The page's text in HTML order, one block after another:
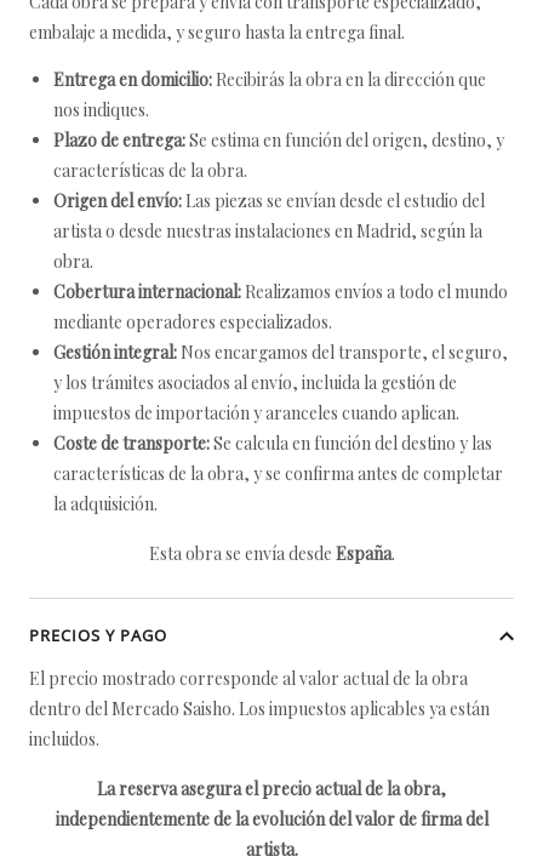
embalaje a medida, y seguro hasta la entrega final.
Entrega en domicilio: Recibirás la obra en la dirección que
nos indiques.
Plazo de entrega:Se estima en función del origen, destino, y
características de la obra.
Origen del envío: Las piezas se envían desde el estudio del
artista o desde nuestras instalaciones en Madrid, según la
obra.
Cobertura internacional: Realizamos envíos a todo el mundo
mediante operadores especializados.
Gestión integral: Nos encargamos del transporte, el seguro,
y los trámites asociados al envío, incluida la gestión de
impuestos de importación y aranceles cuando aplican.
Coste de transporte:Se calcula en función del destino y las
características de la obra, y se confirma antes de completar
la adquisición.
Esta obra se envía desde España.
PRECIOS Y PAGO
El precio mostrado corresponde al valor actual de la obra
dentro del Mercado Saisho. Los impuestos aplicables ya están
incluidos.
La reserva asegura el precio actual de la obra,
independientemente de la evolución del valor de firma del
artista.